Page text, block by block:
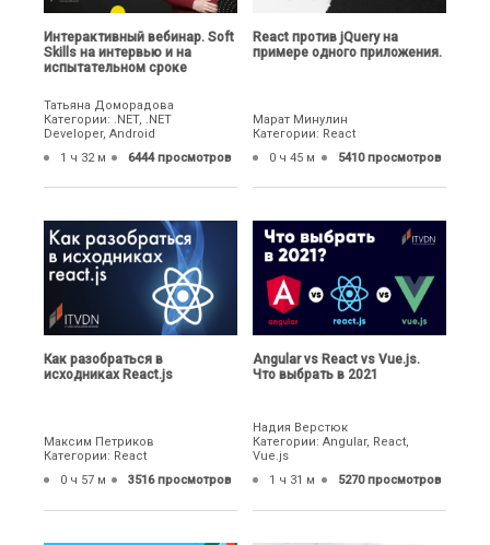
Интерактивный вебинар. Soft
Skills на интервью и на
испытательном сроке
Татьяна Доморадова
Категории: .NET, .NET
Developer, Android
1 ч 32 м
6444 просмотров
React против jQuery на
примере одного приложения.
Марат Минулин
Категории: React
0 ч 45 м
5410 просмотров
Как разобраться в
исходниках React.js
Максим Петриков
Категории: React
0 ч 57 м
3516 просмотров
Angular vs React vs Vue.js.
Что выбрать в 2021
Надия Верстюк
Категории: Angular, React,
Vue.js
1 ч 31 м
5270 просмотров